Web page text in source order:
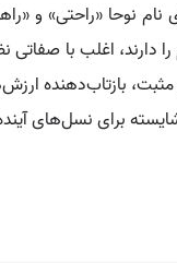
نوحا «راحتی» و
دارند، اغلب با
بازتاب‌دهنده
برای نسل‌های